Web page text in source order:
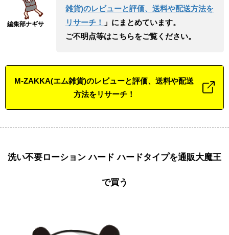
雑貨)のレビューと評価、送料や配送方法を
リサーチ！
」にまとめています。
ご不明点等はこちらをご覧ください。
M-ZAKKA(エム雑貨)のレビューと評価、送料や配送
方法をリサーチ！
洗い不要ローション ハード ハードタイプを通販大魔王
で買う